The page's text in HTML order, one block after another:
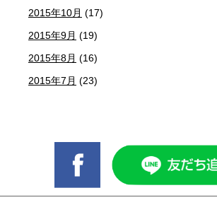
2015年10月 (17)
2015年9月 (19)
2015年8月 (16)
2015年7月 (23)